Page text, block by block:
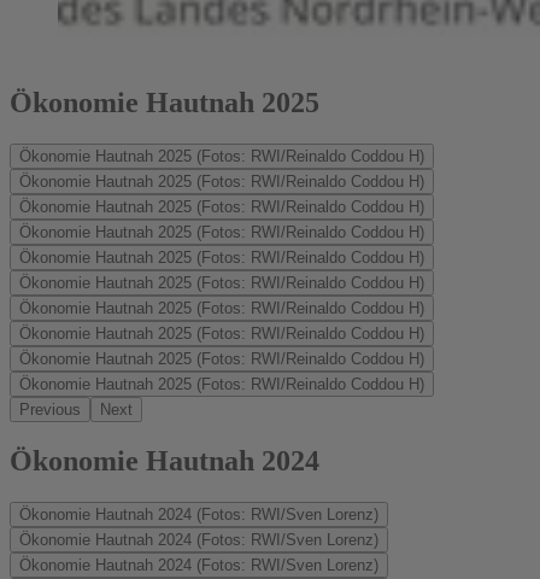
Ökonomie Hautnah 2025
Ökonomie Hautnah 2025 (Fotos: RWI/Reinaldo Coddou H)
Ökonomie Hautnah 2025 (Fotos: RWI/Reinaldo Coddou H)
Ökonomie Hautnah 2025 (Fotos: RWI/Reinaldo Coddou H)
Ökonomie Hautnah 2025 (Fotos: RWI/Reinaldo Coddou H)
Ökonomie Hautnah 2025 (Fotos: RWI/Reinaldo Coddou H)
Ökonomie Hautnah 2025 (Fotos: RWI/Reinaldo Coddou H)
Ökonomie Hautnah 2025 (Fotos: RWI/Reinaldo Coddou H)
Ökonomie Hautnah 2025 (Fotos: RWI/Reinaldo Coddou H)
Ökonomie Hautnah 2025 (Fotos: RWI/Reinaldo Coddou H)
Ökonomie Hautnah 2025 (Fotos: RWI/Reinaldo Coddou H)
Previous
Next
Ökonomie Hautnah 2024
Ökonomie Hautnah 2024 (Fotos: RWI/Sven Lorenz)
Ökonomie Hautnah 2024 (Fotos: RWI/Sven Lorenz)
Ökonomie Hautnah 2024 (Fotos: RWI/Sven Lorenz)